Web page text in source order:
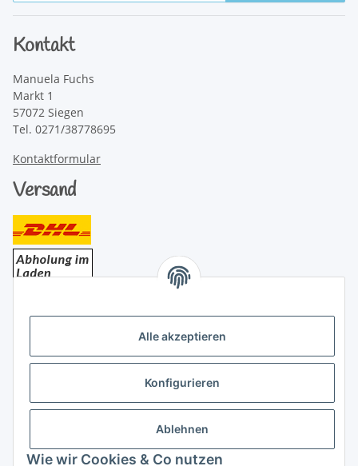
Alle akzeptieren
Konfigurieren
Ablehnen
Wie wir Cookies & Co nutzen
Kontakt
Manuela Fuchs
Markt 1
57072 Siegen
Tel. 0271/38778695
Kontaktformular
Versand
Rechtliches